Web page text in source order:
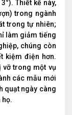
Thiết kế này,
trong ngành
trong tự nhiên;
làm giảm tiếng
chúng còn
kiệm điện hơn.
vỡ trong một vụ
các mẫu mới
quạt ngày càng
họ.